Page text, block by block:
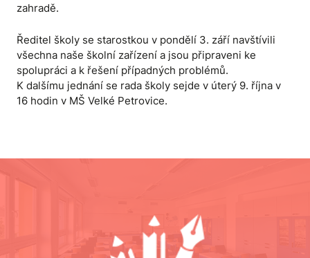
zahradě.
Ředitel školy se starostkou v pondělí 3. září navštívili
všechna naše školní zařízení a jsou připraveni ke
spolupráci a k řešení případných problémů.
K dalšímu jednání se rada školy sejde v úterý 9. října v
16 hodin v MŠ Velké Petrovice.